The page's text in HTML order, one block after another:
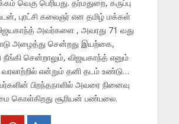
வெகு பெரியது. தர்மதுறை, கருப்பு
புரட்சி கலைஞர் என தமிழ் மக்கள்
அவர்களை , அவரது 71 வது
அழைத்து சென்றது இயற்கை,
சென்றாலும், விஜயகாந்த் எனும்
வரலாற்றில் என்றும் தனி தடம் உண்டு…
பிறந்தநாளில் அவரை நினைவு
கொள்கிறது சூரியன் பண்பலை.